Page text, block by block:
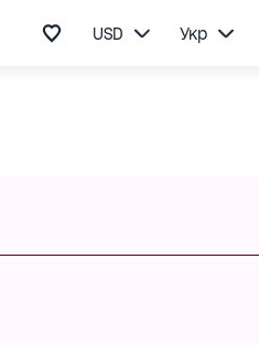
USD Укр